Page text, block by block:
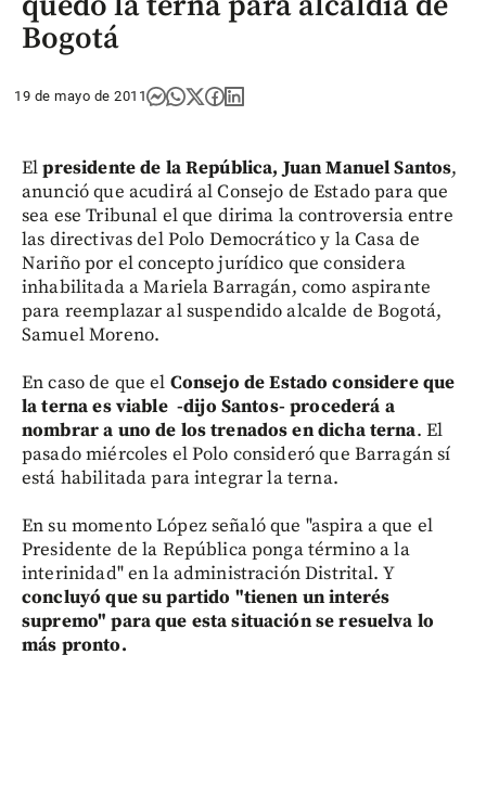
Bogotá
19 de mayo de 2011
Elpresidente de la República, Juan Manuel Santos,
anunció que acudirá al Consejo de Estado para que
sea ese Tribunal el que dirima la controversia entre
las directivas del Polo Democrático y la Casa de
Nariño por el concepto jurídico que considera
inhabilitada a Mariela Barragán, como aspirante
para reemplazar al suspendido alcalde de Bogotá,
Samuel Moreno.
En caso de que el Consejo de Estado considere que
la terna es viable -dijo Santos- procederá a
nombrar a uno de los trenados en dicha terna. El
pasado miércoles el Polo consideró que Barragán sí
está habilitada para integrar la terna.
En su momento López señaló que "aspira a que el
Presidente de la República ponga término a la
interinidad" en la administración Distrital. Y
concluyó que su partido "tienen un interés
supremo" para que esta situación se resuelva lo
más pronto.